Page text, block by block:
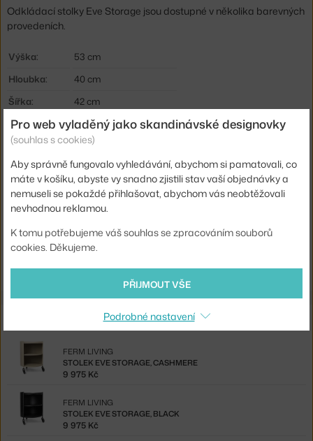
Odkládací stolky Eve Storage jsou dostupné v několika barevných
provedeních.
Výška:
53 cm
Hloubka:
40 cm
Šířka:
42 cm
Barva:
červená
Materiál:
práškově lakovaná ocel
Podnož:
kov, s kolečky
Tvar stolu:
kruh
Deska stolu:
kov
Kód produktu FER-1104267431
Ze stejné kolekce
STOLEK EVE STORAGE, CASHMERE
FERM LIVING
9 975 Kč
STOLEK EVE STORAGE, BLACK
FERM LIVING
9 975 Kč
Pro web vyladěný jako skandinávské designovky
(souhlas s cookies)
Aby správně fungovalo vyhledávání, abychom si pamatovali, co
máte v košíku, abyste vy snadno zjistili stav vaší objednávky a
nemuseli se pokaždé přihlašovat, abychom vás neobtěžovali
nevhodnou reklamou.
K tomu potřebujeme váš souhlas se zpracováním souborů
cookies. Děkujeme.
PŘIJMOUT VŠE
Podrobné nastavení